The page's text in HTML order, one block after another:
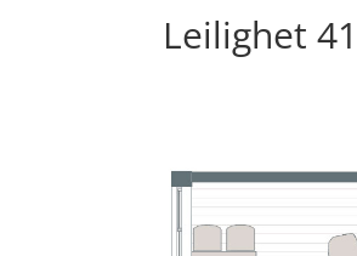
Leilighet